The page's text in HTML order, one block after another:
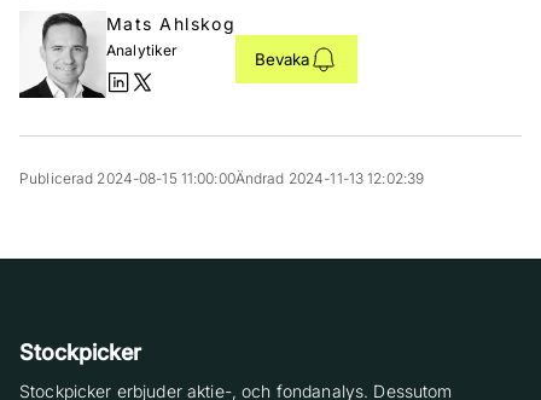
Mats Ahlskog
Analytiker Bevaka
Publicerad 2024-08-15 11:00:00Ändrad 2024-11-13 12:02:39
Stockpicker
Stockpicker erbjuder aktie-, och fondanalys. Dessutom